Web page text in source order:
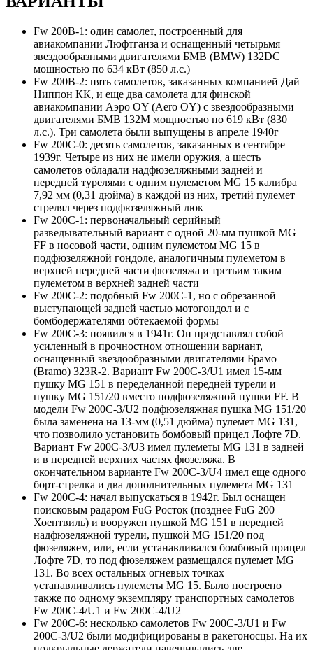
Fw 200B-1: один самолет, построенный для
авиакомпании Люфтганза и оснащенный четырьмя
звездообразными двигателями БМВ (BMW) 132DC
мощностью по 634 кВт (850 л.с.)
Fw 200B-2: пять самолетов, заказанных компанией Дай
Ниппон КК, и еще два самолета для финской
авиакомпании Аэро ОY (Aero OY) с звездообразными
двигателями БМВ 132М мощностью по 619 кВт (830
л.с.). Три самолета были выпущены в апреле 1940г
Fw 200C-0: десять самолетов, заказанных в сентябре
1939г. Четыре из них не имели оружия, а шесть
самолетов обладали надфюзеляжными задней и
передней турелями с одним пулеметом MG 15 калибра
7,92 мм (0,31 дюйма) в каждой из них, третий пулемет
стрелял через подфюзеляжный люк
Fw 200C-1: первоначальный серийный
разведывательный вариант с одной 20-мм пушкой MG
FF в носовой части, одним пулеметом MG 15 в
подфюзеляжной гондоле, аналогичным пулеметом в
верхней передней части фюзеляжа и третьим таким
пулеметом в верхней задней части
Fw 200C-2: подобный Fw 200C-1, но с обрезанной
выступающей задней частью мотогондол и с
бомбодержателями обтекаемой формы
Fw 200C-3: появился в 1941г. Он представлял собой
усиленный в прочностном отношении вариант,
оснащенный звездообразными двигателями Брамо
(Bramo) 323R-2. Вариант Fw 200C-3/U1 имел 15-мм
пушку MG 151 в переделанной передней турели и
пушку MG 151/20 вместо подфюзеляжной пушки FF. В
модели Fw 200C-3/U2 подфюзеляжная пушка MG 151/20
была заменена на 13-мм (0,51 дюйма) пулемет MG 131,
что позволило установить бомбовый прицел Лофте 7D.
Вариант Fw 200C-3/U3 имел пулеметы MG 131 в задней
и в передней верхних частях фюзеляжа. В
окончательном варианте Fw 200C-3/U4 имел еще одного
борт-стрелка и два дополнительных пулемета MG 131
Fw 200C-4: начал выпускаться в 1942г. Был оснащен
поисковым радаром FuG Росток (позднее FuG 200
Хоентвиль) и вооружен пушкой MG 151 в передней
надфюзеляжной турели, пушкой MG 151/20 под
фюзеляжем, или, если устанавливался бомбовый прицел
Лофте 7D, то под фюзеляжем размещался пулемет MG
131. Во всех остальных огневых точках
устанавливались пулеметы MG 15. Было построено
также по одному экземпляру транспортных самолетов
Fw 200C-4/U1 и Fw 200C-4/U2
Fw 200C-6: несколько самолетов Fw 200C-3/U1 и Fw
200C-3/U2 были модифицированы в ракетоносцы. На их